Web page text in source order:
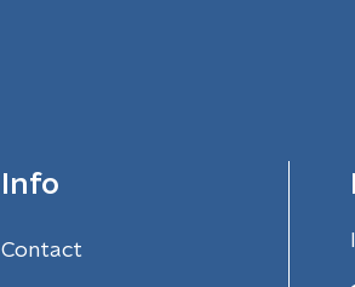
Info
Contact